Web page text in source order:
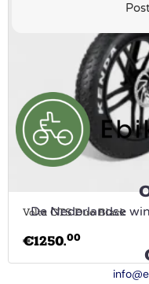
Volta GTS Duo Black
€1250.00
De Nederlandse